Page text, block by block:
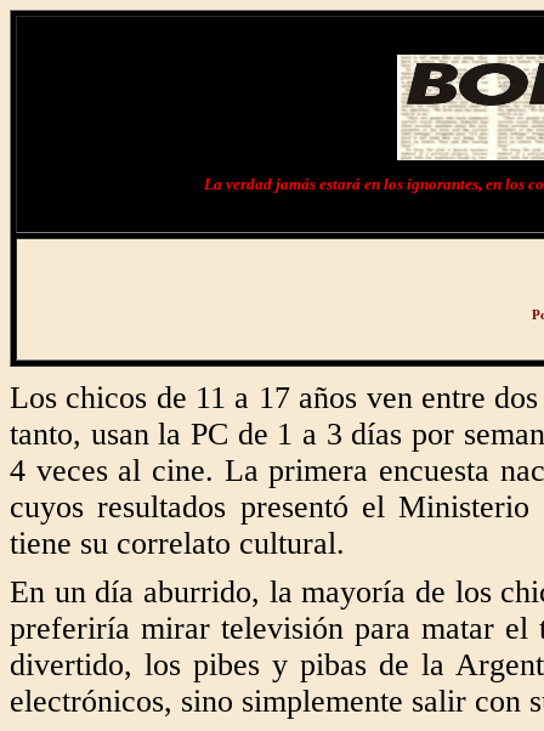
La verdad jamás estará en los ignorantes, en los
Los chicos de 11 a 17 años ven entre
tanto, usan la PC de 1 a 3 días por
4 veces al cine. La primera encuesta
cuyos resultados presentó el
tiene su correlato cultural.
En un día aburrido, la mayoría de los
preferiría mirar televisión para matar el
divertido, los pibes y pibas de la
electrónicos, sino simplemente salir con